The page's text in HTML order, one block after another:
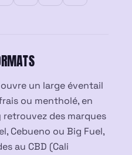
un large éventail
ou mentholé, en
des marques
Cebueno ou Big Fuel,
au CBD (Cali